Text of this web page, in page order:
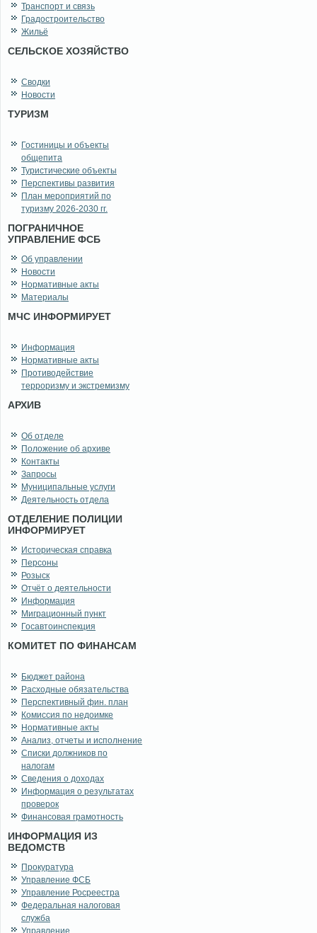
Транспорт и связь
Градостроительство
Жильё
СЕЛЬСКОЕ ХОЗЯЙСТВО
Сводки
Новости
ТУРИЗМ
Гостиницы и объекты
общепита
Туристические объекты
Перспективы развития
План мероприятий по
туризму 2026-2030 гг.
ПОГРАНИЧНОЕ
УПРАВЛЕНИЕ ФСБ
Об управлении
Новости
Нормативные акты
Материалы
МЧС ИНФОРМИРУЕТ
Информация
Нормативные акты
Противодействие
терроризму и экстремизму
АРХИВ
Об отделе
Положение об архиве
Контакты
Запросы
Муниципальные услуги
Деятельность отдела
ОТДЕЛЕНИЕ ПОЛИЦИИ
ИНФОРМИРУЕТ
Историческая справка
Персоны
Розыск
Отчёт о деятельности
Информация
Миграционный пункт
Госавтоинспекция
КОМИТЕТ ПО ФИНАНСАМ
Бюджет района
Расходные обязательства
Перспективный фин. план
Комиссия по недоимке
Нормативные акты
Анализ, отчеты и исполнение
Списки должников по
налогам
Сведения о доходах
Информация о результатах
проверок
Финансовая грамотность
ИНФОРМАЦИЯ ИЗ
ВЕДОМСТВ
Прокуратура
Управление ФСБ
Управление Росреестра
Федеральная налоговая
служба
Управление